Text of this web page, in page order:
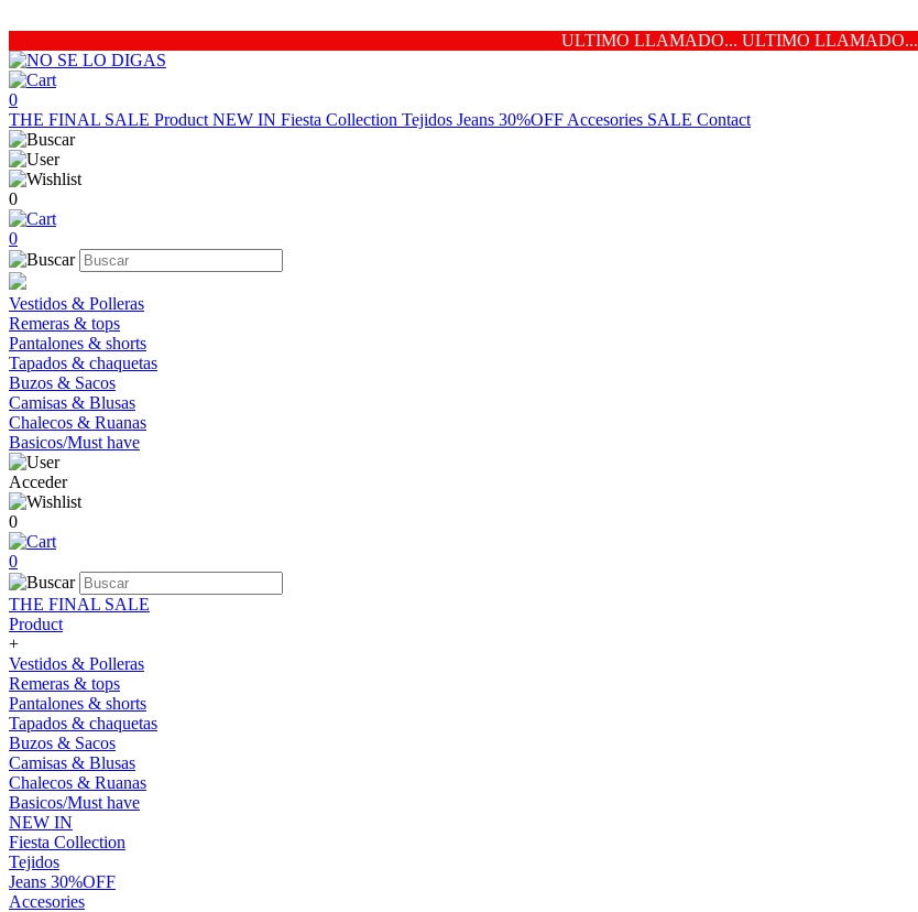
ULTIMO LLAMADO... ULTIMO LLAMADO...
0
THE FINAL SALE Product NEW IN Fiesta Collection Tejidos Jeans 30%OFF Accesories SALE Contact
0
0
Vestidos & Polleras
Remeras & tops
Pantalones & shorts
Tapados & chaquetas
Buzos & Sacos
Camisas & Blusas
Chalecos & Ruanas
Basicos/Must have
Acceder
0
0
THE FINAL SALE
Product
+
Vestidos & Polleras
Remeras & tops
Pantalones & shorts
Tapados & chaquetas
Buzos & Sacos
Camisas & Blusas
Chalecos & Ruanas
Basicos/Must have
NEW IN
Fiesta Collection
Tejidos
Jeans 30%OFF
Accesories